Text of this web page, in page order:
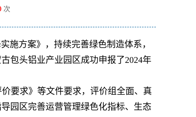
次
施方案》，持续完善绿色制造体系，
包头铝业产业园区成功申报了2024年
要求》等文件要求，评价组全面、真
园区完善运营管理绿色化指标、生态